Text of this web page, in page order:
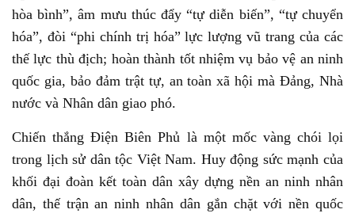
hòa bình”, âm mưu thúc đẩy “tự diễn biến”, “tự chuyển
hóa”, đòi “phi chính trị hóa” lực lượng vũ trang của các
thế lực thù địch; hoàn thành tốt nhiệm vụ bảo vệ an ninh
quốc gia, bảo đảm trật tự, an toàn xã hội mà Đảng, Nhà
nước và Nhân dân giao phó.
Chiến thắng Điện Biên Phủ là một mốc vàng chói lọi
trong lịch sử dân tộc Việt Nam. Huy động sức mạnh của
khối đại đoàn kết toàn dân xây dựng nền an ninh nhân
dân, thế trận an ninh nhân dân gắn chặt với nền quốc